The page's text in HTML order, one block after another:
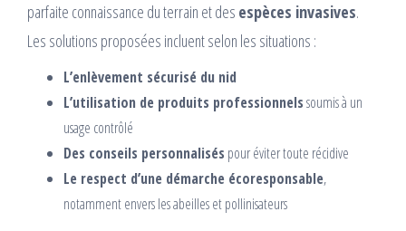
parfaite connaissance du terrain et des espèces invasives.
Les solutions proposées incluent selon les situations :
L’enlèvement sécurisé du nid
L’utilisation de produits professionnelssoumis à un
usage contrôlé
Des conseils personnalisés pour éviter toute récidive
Le respect d’une démarche écoresponsable,
notamment envers les abeilles et pollinisateurs